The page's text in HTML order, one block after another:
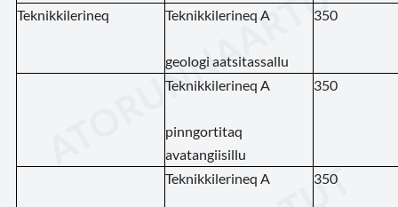
Teknikkilerineq
Teknikkilerineq A
geologi aatsitassallu
350
Teknikkilerineq A
pinngortitaq
avatangiisillu
350
Teknikkilerineq A 350